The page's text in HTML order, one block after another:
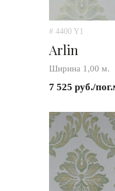
# 4400 Y1
Arlin
Ширина 1,00 м.
7 525 руб./